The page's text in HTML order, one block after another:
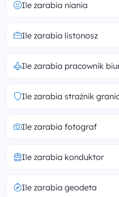
Ile zarabia niania
Ile zarabia listonosz
Ile zarabia pracownik
Ile zarabia strażnik
Ile zarabia fotograf
Ile zarabia konduktor
Ile zarabia geodeta